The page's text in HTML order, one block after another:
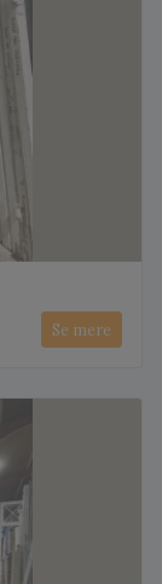
Se mere